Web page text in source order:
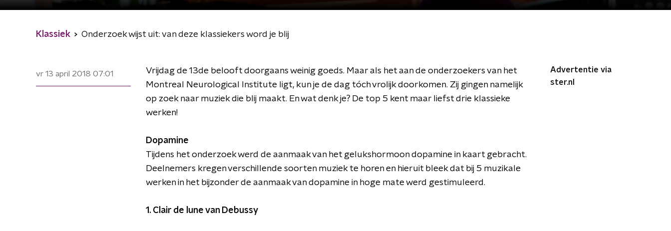
Klassiek Onderzoek wijst uit: van deze klassiekers word je blij
vr 13 april 2018 07:01
Vrijdag de 13de belooft doorgaans weinig goeds. Maar als het aan de onderzoekers van het
Montreal Neurological Institute ligt, kun je de dag tóch vrolijk doorkomen. Zij gingen namelijk
op zoek naar muziek die blij maakt. En wat denk je? De top 5 kent maar liefst drie klassieke
werken!
Dopamine
Tijdens het onderzoek werd de aanmaak van het gelukshormoon dopamine in kaart gebracht.
Deelnemers kregen verschillende soorten muziek te horen en hieruit bleek dat bij 5 muzikale
werken in het bijzonder de aanmaak van dopamine in hoge mate werd gestimuleerd.
1. Clair de lune van Debussy
Advertentie via
ster.nl